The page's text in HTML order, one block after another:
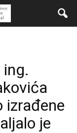
ing.
izrađene
je